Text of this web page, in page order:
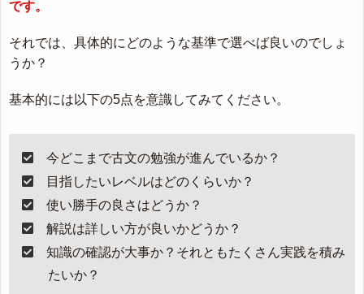
です。
それでは、具体的にどのような基準で選べば良いのでしょ
うか？
基本的には以下の5点を意識してみてください。
今どこまで古文の勉強が進んでいるか？
目指したいレベルはどのくらいか？
使い勝手の良さはどうか？
解説は詳しい方が良いかどうか？
知識の確認が大事か？それともたくさん実践を積み
たいか？